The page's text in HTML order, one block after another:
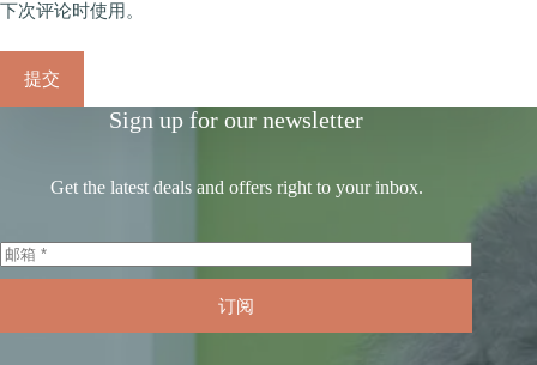
下次评论时使用。
提交
Sign up for our newsletter
Get the latest deals and offers right to your inbox.
订阅